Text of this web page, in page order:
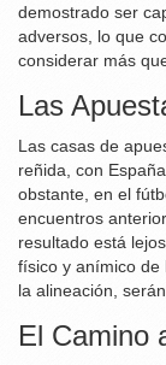
demostrado ser
adversos, lo que
considerar más
Las
Las casas de
reñida, con
obstante, en el
encuentros
resultado está
físico y anímico de
la alineación,
El Camino